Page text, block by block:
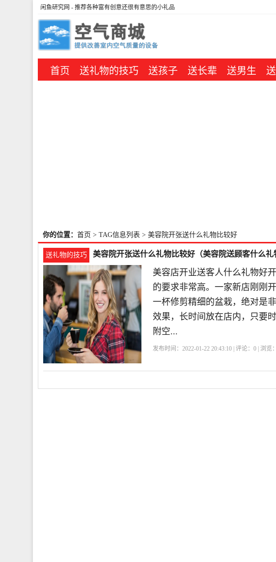
闲鱼研究网 - 推荐各种富有创意还很有意思的小礼品
首页 送礼物的技巧 送孩子 送长辈 送男生
你的位置： 首页 > TAG信息列表 > 美容院开张送什么礼物比较好
送礼物的技巧 美容院开张送什么礼物比较好（美容院送顾客什么礼
美容店开业送客人什么礼物好
的要求非常高。一家新店刚刚
一杯修剪精细的盆栽，绝对是
效果，长时间放在店内，只要
附空...
发布时间：2022-01-22 20:43:10 | 评论：0 | 浏览